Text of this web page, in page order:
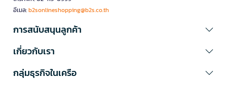
อีเมล:b2sonlineshopping@b2s.co.th
การสนับสนุนลูกค้า
เกี่ยวกับเรา
กลุ่มธุรกิจในเครือ